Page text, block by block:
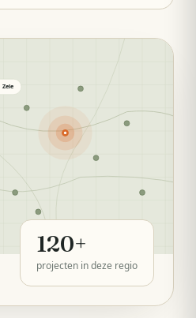
Zele
120+
projecten in deze regio